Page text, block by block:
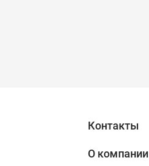
Контакты
О компании